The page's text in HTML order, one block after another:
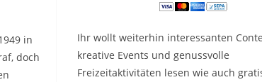
in
doch
Ihr wollt weiterhin interessanten
kreative Events und genussvolle
Freizeitaktivitäten lesen wie auch